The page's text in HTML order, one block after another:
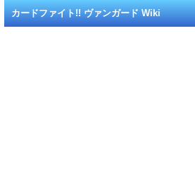
カードファイト!! ヴァンガード Wiki